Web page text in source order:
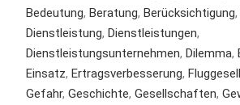
Bedeutung, Beratung, Berücksichtigung,
Dienstleistung, Dienstleistungen,
Dienstleistungsunternehmen, Dilemma,
Einsatz, Ertragsverbesserung,
Gefahr, Geschichte, Gesellschaften,